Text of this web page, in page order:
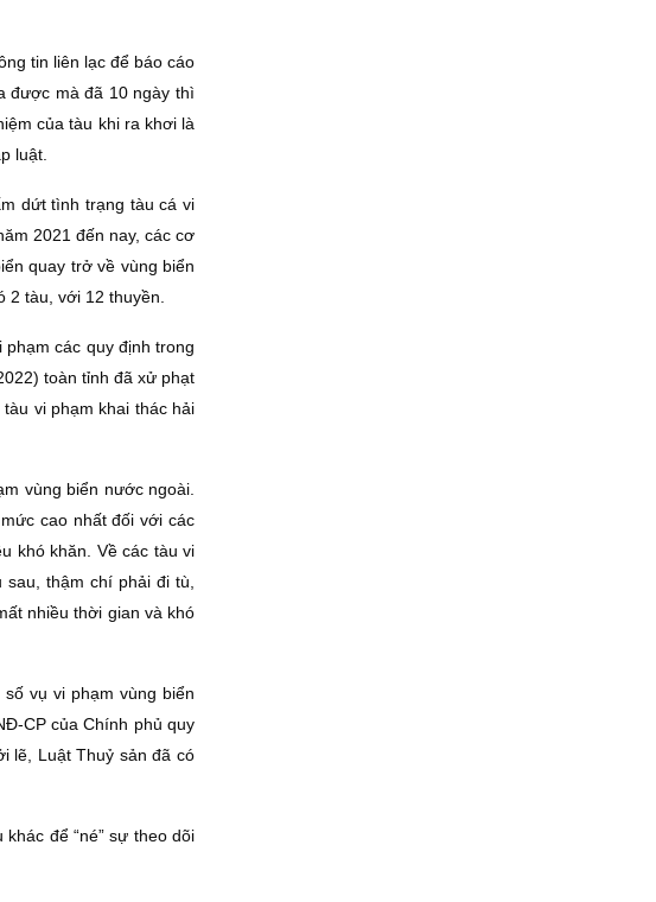
tin liên lạc để báo cáo
được mà đã 10 ngày thì
của tàu khi ra khơi là
luật.
dứt tình trạng tàu cá vi
2021 đến nay, các cơ
quay trở về vùng biển
tàu, với 12 thuyền.
các quy định trong
toàn tỉnh đã xử phạt
vi phạm khai thác hải
vùng biển nước ngoài.
cao nhất đối với các
khó khăn. Về các tàu vi
thậm chí phải đi tù,
nhiều thời gian và khó
vụ vi phạm vùng biển
CP của Chính phủ quy
lẽ, Luật Thuỷ sản đã có
để “né” sự theo dõi